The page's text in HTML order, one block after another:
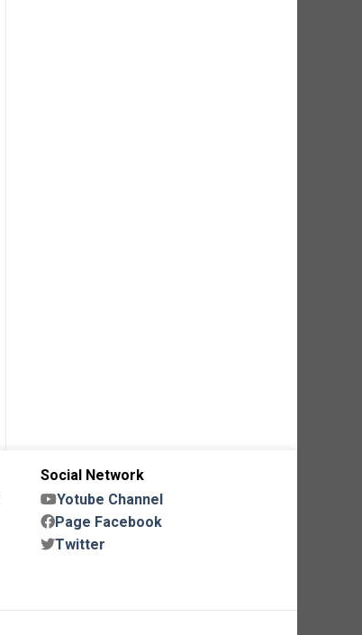
Social Network
Yotube Channel
Page Facebook
Twitter